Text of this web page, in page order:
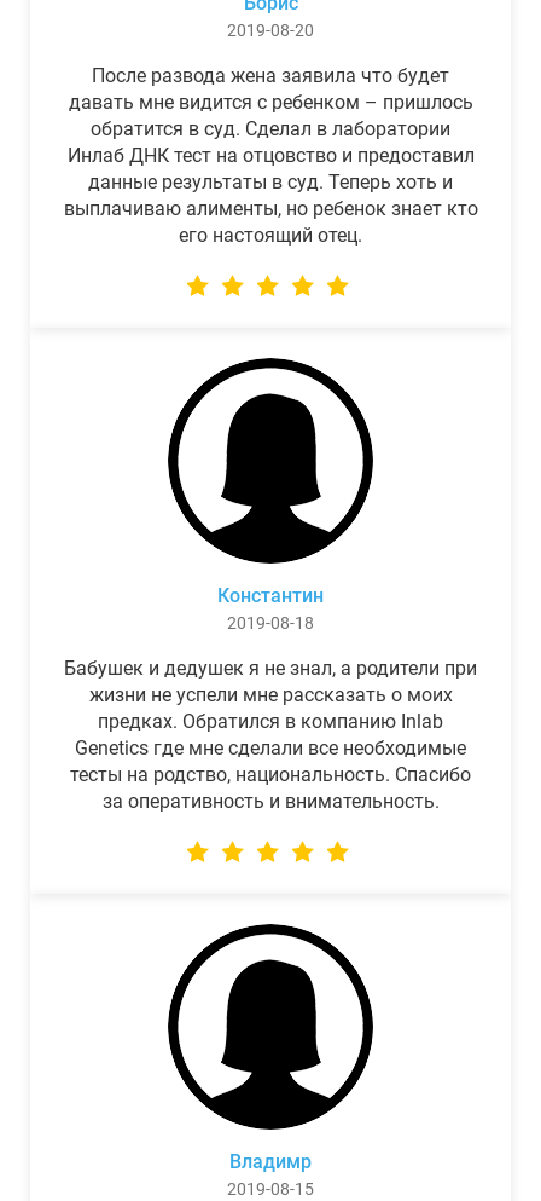
2019-08-20
После развода жена заявила что будет
давать мне видится с ребенком – пришлось
обратится в суд. Сделал в лаборатории
Инлаб ДНК тест на отцовство и предоставил
данные результаты в суд. Теперь хоть и
выплачиваю алименты, но ребенок знает кто
его настоящий отец.
Константин
2019-08-18
Бабушек и дедушек я не знал, а родители при
жизни не успели мне рассказать о моих
предках. Обратился в компанию Inlab
Genetics где мне сделали все необходимые
тесты на родство, национальность. Спасибо
за оперативность и внимательность.
Владимр
2019-08-15